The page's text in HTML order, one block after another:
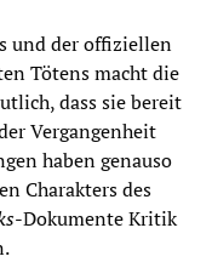
und der offiziellen
Tötens macht die
dass sie bereit
Vergangenheit
haben genauso
Charakters des
-Dokumente Kritik